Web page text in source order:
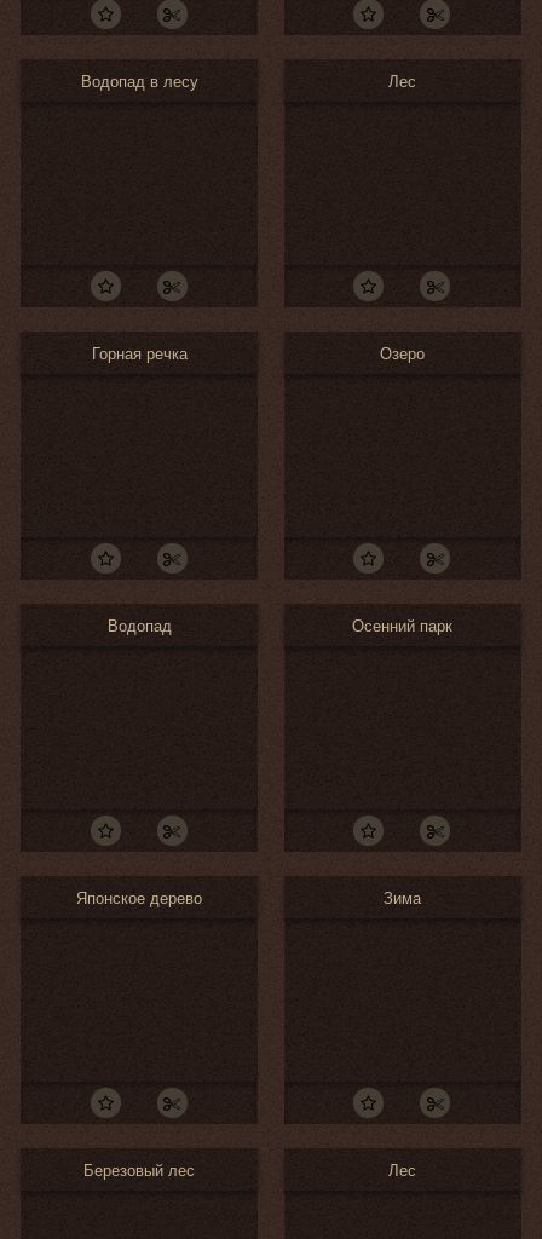
Водопад в лесу Лес
Горная речка Озеро
Водопад Осенний парк
Японское дерево Зима
Березовый лес Лес